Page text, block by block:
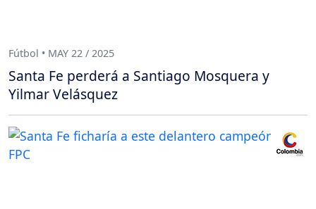
Fútbol • MAY 22 / 2025
Santa Fe perderá a Santiago Mosquera y
Yilmar Velásquez